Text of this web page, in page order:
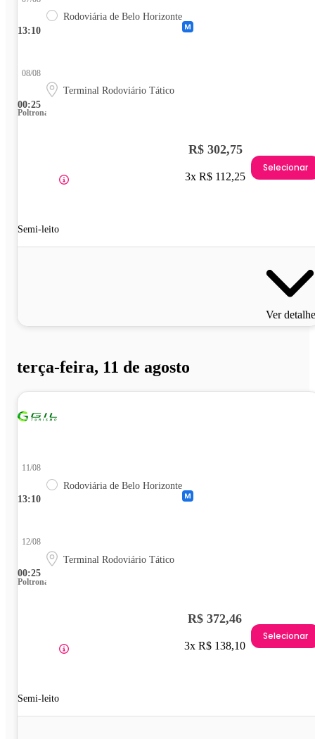
13:10
Rodoviária de Belo Horizonte
00:25
08/08
Terminal Rodoviário Tático
Poltrona
Semi-leito
R$ 302,75
3x R$ 112,25
Selecionar
Ver
terça-feira, 11 de agosto
13:10
11/08
Rodoviária de Belo Horizonte
00:25
12/08
Terminal Rodoviário Tático
Poltrona
Semi-leito
R$ 372,46
3x R$ 138,10
Selecionar